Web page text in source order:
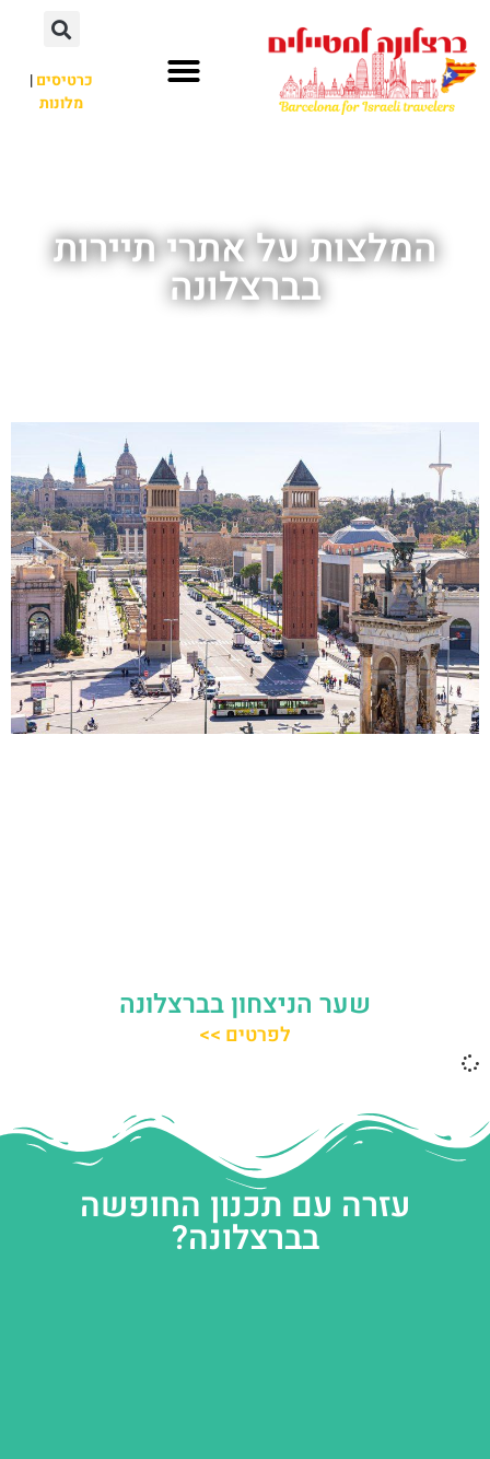
כרטיסים|
מלונות
המלצות על אתרי תיירות
בברצלונה
שער הניצחון בברצלונה
לפרטים >>
עזרה עם תכנון החופשה
בברצלונה?